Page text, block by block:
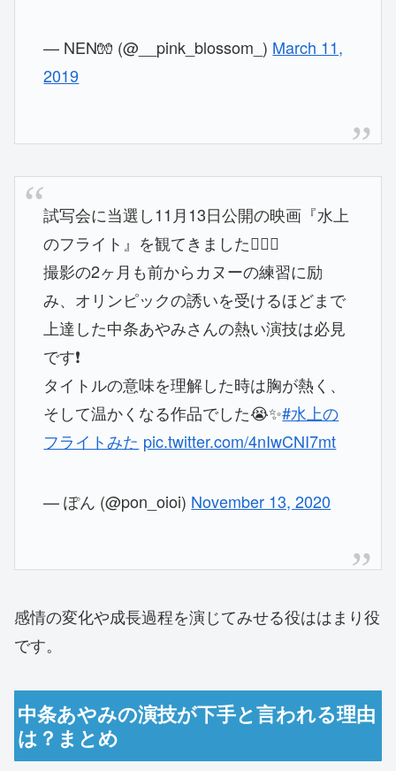
— NEN🧤 (@__pink_blossom_) March 11,
2019
試写会に当選し11月13日公開の映画『水上
のフライト』を観てきました🚣‍♀️✨
撮影の2ヶ月も前からカヌーの練習に励
み、オリンピックの誘いを受けるほどまで
上達した中条あやみさんの熱い演技は必見
です❗️
タイトルの意味を理解した時は胸が熱く、
そして温かくなる作品でした😭✨#水上の
フライトみた pic.twitter.com/4nIwCNI7mt
— ぽん (@pon_oioi) November 13, 2020
感情の変化や成長過程を演じてみせる役ははまり役
です。
中条あやみの演技が下手と言われる理由
は？まとめ